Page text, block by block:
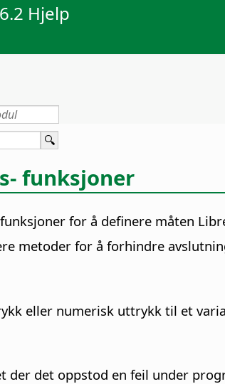
Hjelp
funksjoner
for å definere måten
metoder for å forhindre
eller numerisk uttrykk til et
der det oppstod en feil under